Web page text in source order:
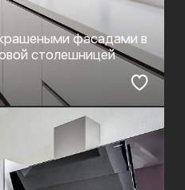
крашеными фасадами в
столешницей